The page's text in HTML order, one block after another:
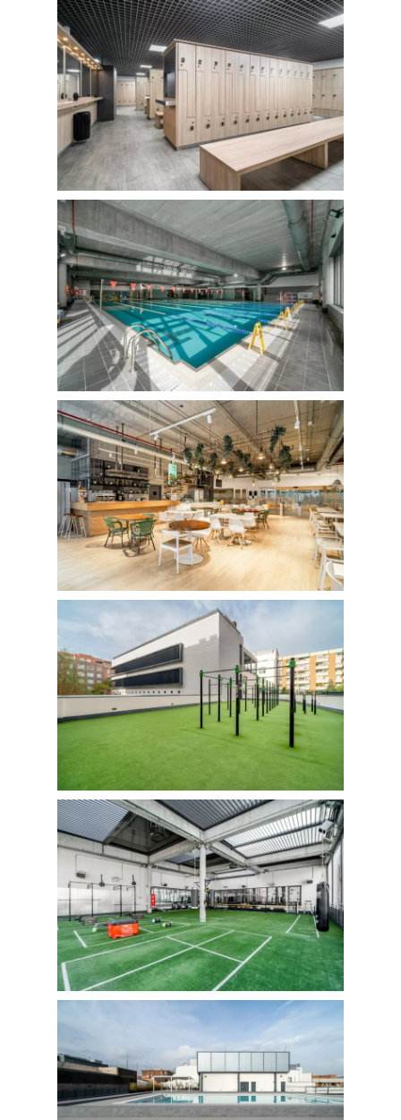
FOTOGRAFÍA
Fotografía de
Fotografía de Interiores
Vivienda
Hoteles /
Oficinas
Retail
Fotografía Residencial
Fotografía Fase de
Fotografía de Stand
VIDEO
DRON
PERSONAL
PUBLICACIONES
PRINTS
SOBRE MÍ
CONTACTO